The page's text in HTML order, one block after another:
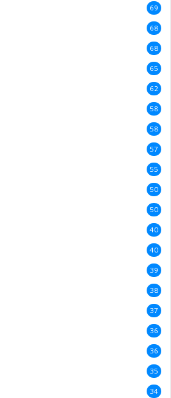
69
68
68
65
62
58
58
57
55
50
50
40
40
39
38
37
36
36
35
34